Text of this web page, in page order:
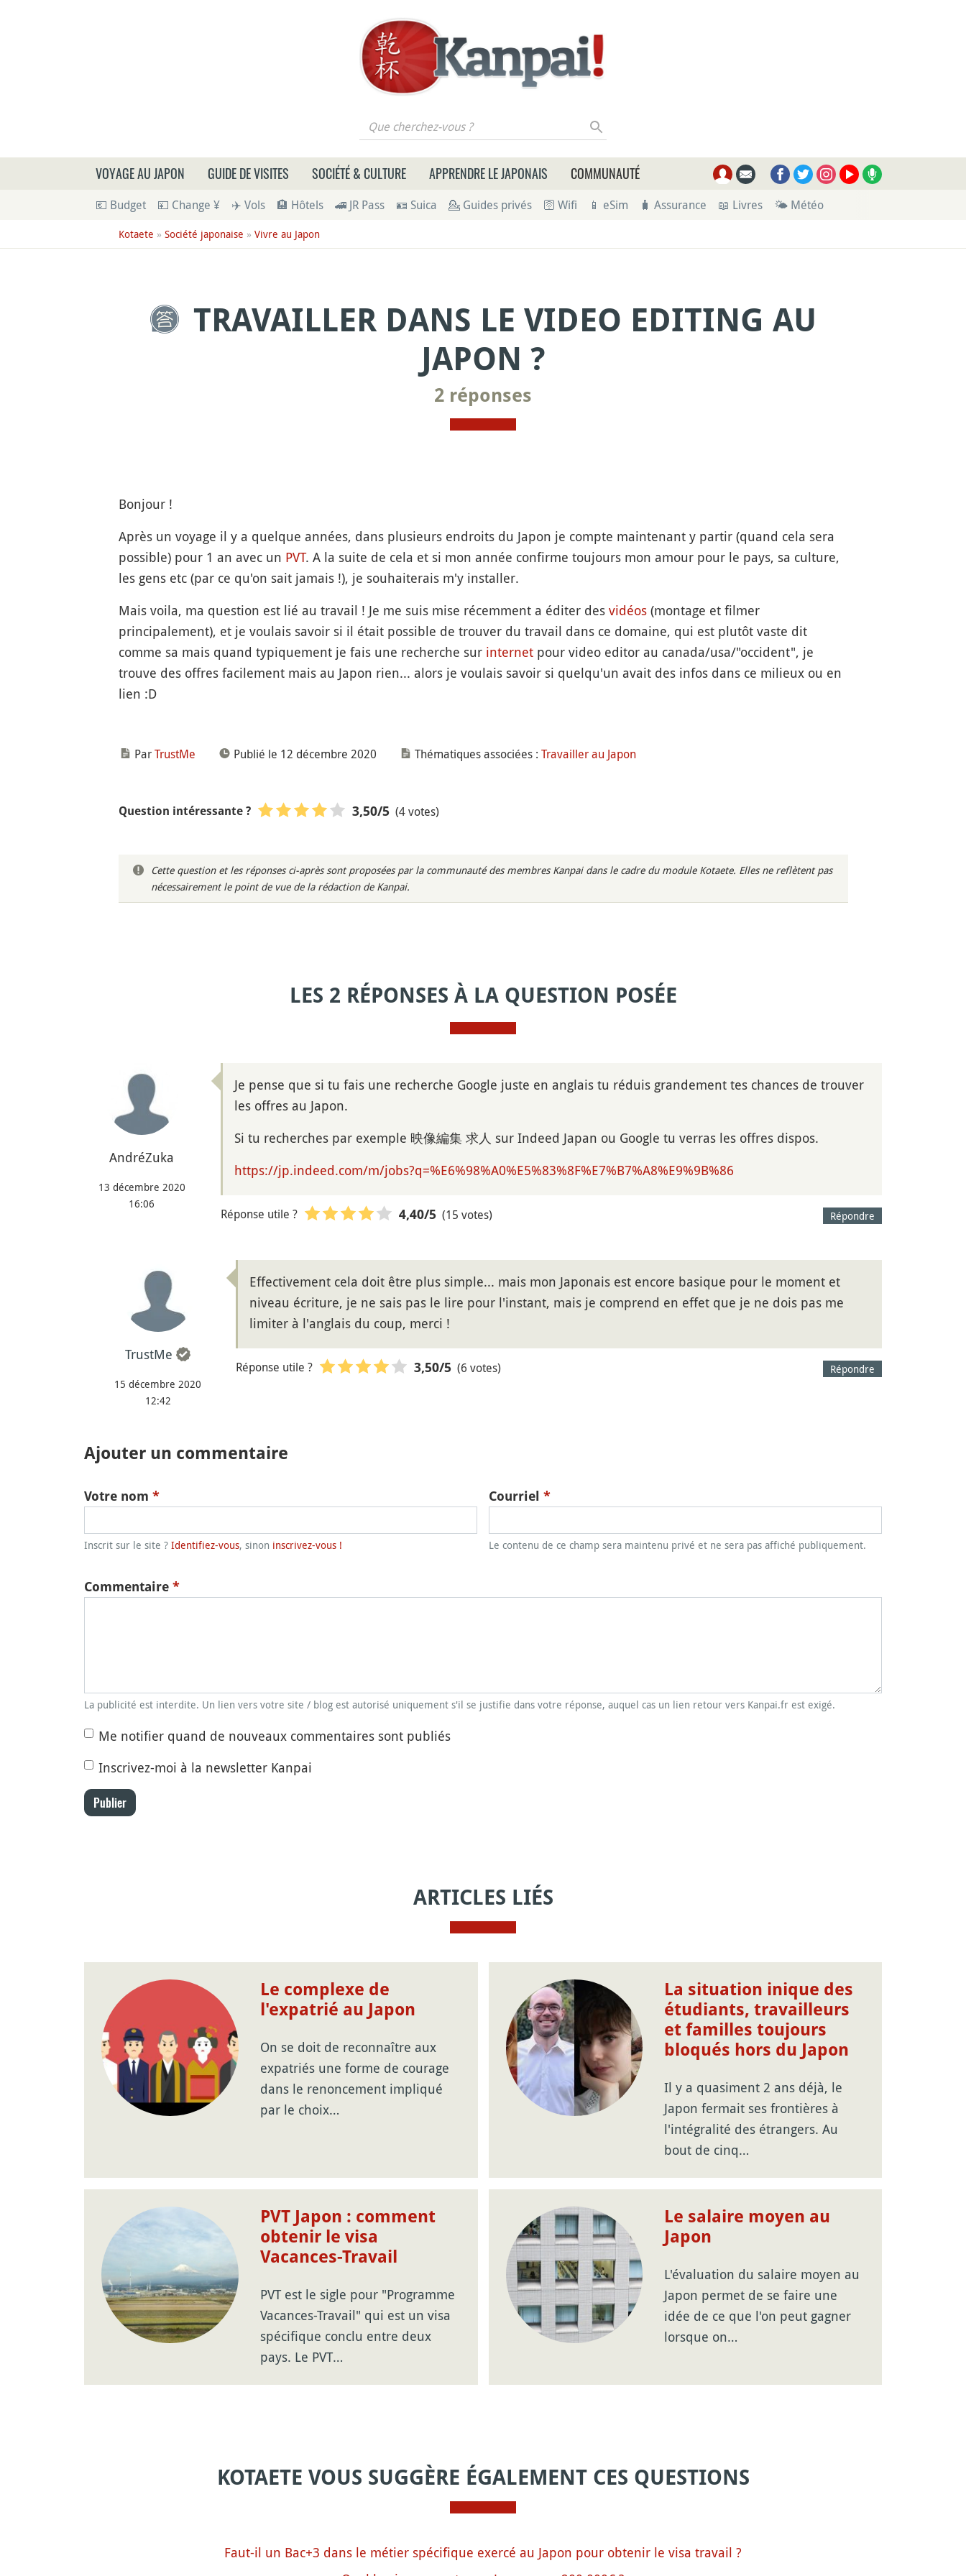
Que cherchez-vous ?
VOYAGE AU JAPON GUIDE DE VISITES SOCIÉTÉ & CULTURE APPRENDRE LE JAPONAIS COMMUNAUTÉ
💶 Budget 💴 Change ¥ ✈️ Vols 🏨 Hôtels 🚄 JR Pass 🪪 Suica 💁 Guides privés 🛜 Wifi 📱 eSim 🧳 Assurance 📖 Livres 🌤 Météo
Kotaete » Société japonaise » Vivre au Japon
TRAVAILLER DANS LE VIDEO EDITING AU
JAPON ?
2 réponses
Bonjour !
Après un voyage il y a quelque années, dans plusieurs endroits du Japon je compte maintenant y partir (quand cela sera
possible) pour 1 an avec un PVT. A la suite de cela et si mon année confirme toujours mon amour pour le pays, sa culture,
les gens etc (par ce qu'on sait jamais !), je souhaiterais m'y installer.
Mais voila, ma question est lié au travail ! Je me suis mise récemment a éditer des vidéos(montage et filmer
principalement), et je voulais savoir si il était possible de trouver du travail dans ce domaine, qui est plutôt vaste dit
comme sa mais quand typiquement je fais une recherche sur internetpour video editor au canada/usa/"occident", je
trouve des offres facilement mais au Japon rien... alors je voulais savoir si quelqu'un avait des infos dans ce milieux ou en
lien :D
ParTrustMe Publié le 12 décembre 2020 Thématiques associées : Travailler au Japon
Question intéressante ? 3,50/5 (4 votes)
Cette question et les réponses ci-après sont proposées par la communauté des membres Kanpai dans le cadre du module Kotaete. Elles ne reflètent pas
nécessairement le point de vue de la rédaction de Kanpai.
LES 2 RÉPONSES À LA QUESTION POSÉE
AndréZuka
13 décembre 2020
16:06
Je pense que si tu fais une recherche Google juste en anglais tu réduis grandement tes chances de trouver
les offres au Japon.
Si tu recherches par exemple 映像編集 求人 sur Indeed Japan ou Google tu verras les offres dispos.
https://jp.indeed.com/m/jobs?q=%E6%98%A0%E5%83%8F%E7%B7%A8%E9%9B%86
Répondre
Réponse utile ? 4,40/5 (15 votes)
TrustMe
15 décembre 2020
12:42
Effectivement cela doit être plus simple... mais mon Japonais est encore basique pour le moment et
niveau écriture, je ne sais pas le lire pour l'instant, mais je comprend en effet que je ne dois pas me
limiter à l'anglais du coup, merci !
Répondre
Réponse utile ? 3,50/5 (6 votes)
Ajouter un commentaire
Votre nom *
Inscrit sur le site ? Identifiez-vous, sinon inscrivez-vous !
Courriel *
Le contenu de ce champ sera maintenu privé et ne sera pas affiché publiquement.
Commentaire *
La publicité est interdite. Un lien vers votre site / blog est autorisé uniquement s'il se justifie dans votre réponse, auquel cas un lien retour vers Kanpai.fr est exigé.
Me notifier quand de nouveaux commentaires sont publiés
Inscrivez-moi à la newsletter Kanpai
Publier
ARTICLES LIÉS
Le complexe de
l'expatrié au Japon
On se doit de reconnaître aux
expatriés une forme de courage
dans le renoncement impliqué
par le choix…
La situation inique des
étudiants, travailleurs
et familles toujours
bloqués hors du Japon
Il y a quasiment 2 ans déjà, le
Japon fermait ses frontières à
l'intégralité des étrangers. Au
bout de cinq…
PVT Japon : comment
obtenir le visa
Vacances-Travail
PVT est le sigle pour "Programme
Vacances-Travail" qui est un visa
spécifique conclu entre deux
pays. Le PVT…
Le salaire moyen au
Japon
L'évaluation du salaire moyen au
Japon permet de se faire une
idée de ce que l'on peut gagner
lorsque on…
KOTAETE VOUS SUGGÈRE ÉGALEMENT CES QUESTIONS
Faut-il un Bac+3 dans le métier spécifique exercé au Japon pour obtenir le visa travail ?